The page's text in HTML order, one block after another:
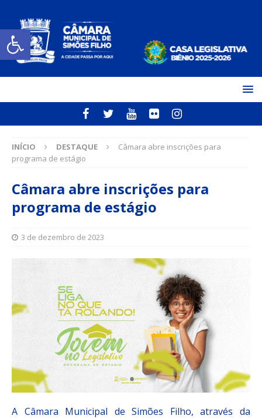
Open toolbar
INÍCIO DESTAQUE
Câmara abre inscrições para
programa de estágio
Câmara abre inscrições para
programa de estágio
3 de dezembro de 2023
A Câmara Municipal de Simões Filho, através da